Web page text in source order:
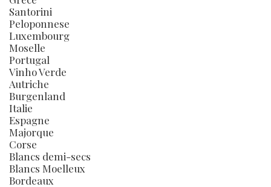
Santorini
Peloponnese
Luxembourg
Moselle
Portugal
Vinho Verde
Autriche
Burgenland
Italie
Espagne
Majorque
Corse
Blancs demi-secs
Blancs Moelleux
Bordeaux